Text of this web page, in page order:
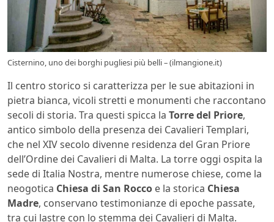
Cisternino, uno dei borghi pugliesi più belli – (ilmangione.it)
Il centro storico si caratterizza per le sue abitazioni in
pietra bianca, vicoli stretti e monumenti che raccontano
secoli di storia. Tra questi spicca la Torre del Priore,
antico simbolo della presenza dei Cavalieri Templari,
che nel XIV secolo divenne residenza del Gran Priore
dell’Ordine dei Cavalieri di Malta. La torre oggi ospita la
sede di Italia Nostra, mentre numerose chiese, come la
neogotica Chiesa di San Rocco e la storica Chiesa
Madre, conservano testimonianze di epoche passate,
tra cui lastre con lo stemma dei Cavalieri di Malta.